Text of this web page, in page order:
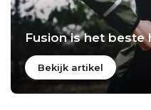
Fusion is het
Bekijk artikel